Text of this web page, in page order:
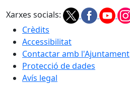
Xarxes socials:
Crèdits
Accessibilitat
Contactar amb l'Ajuntament
Protecció de dades
Avís legal